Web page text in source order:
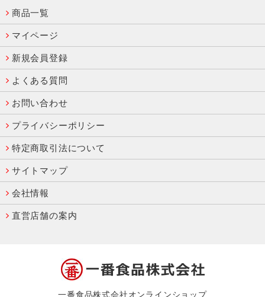
商品一覧
マイページ
新規会員登録
よくある質問
お問い合わせ
プライバシーポリシー
特定商取引法について
サイトマップ
会社情報
直営店舗の案内
一番食品株式会社オンラインショップ